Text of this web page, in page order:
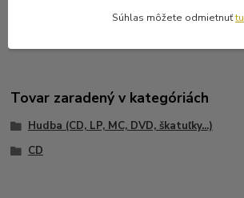
11 Undervalued Feelings 3:59
Tovar zaradený v kategóriách
Hudba (CD, LP, MC, DVD, škatuľky...)
CD
Súhlas môžete odmietnuťtu